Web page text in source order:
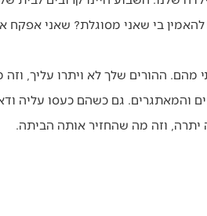
בי שאני מסוגלת? שאני
ההורים שלך לא ויתרו עליך,
והמאתגרים. גם כשהם כעסו עליה
יתרה, וזה מה שהחזיר אותה הביתה.